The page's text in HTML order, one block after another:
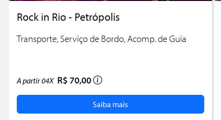
Rock in Rio - Petrópolis
Transporte, Serviço de Bordo, Acomp. de Guia
A partir04X R$ 70,00
Saiba mais